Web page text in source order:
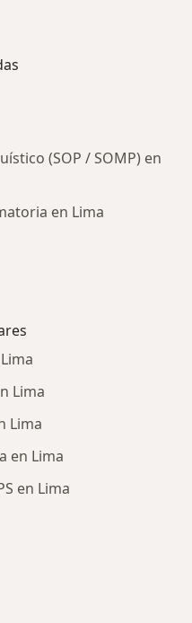
(SOP / SOMP) en
en Lima
Lima
Lima
en Lima
en Lima